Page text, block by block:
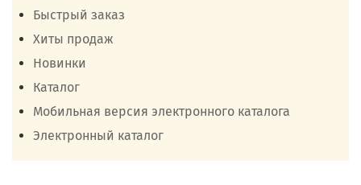
Быстрый заказ
Хиты продаж
Новинки
Каталог
Мобильная версия электронного каталога
Электронный каталог